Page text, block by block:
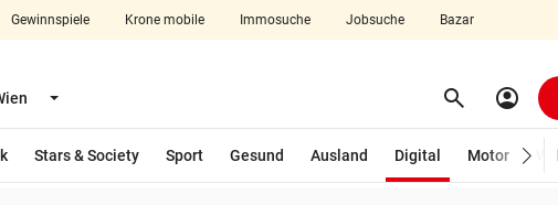
Gewinnspiele Krone mobile Immosuche Jobsuche Bazar
Menü aufklappen search Suchen
account_circle
Stars & Society Sport Gesund Ausland Digital
Motor